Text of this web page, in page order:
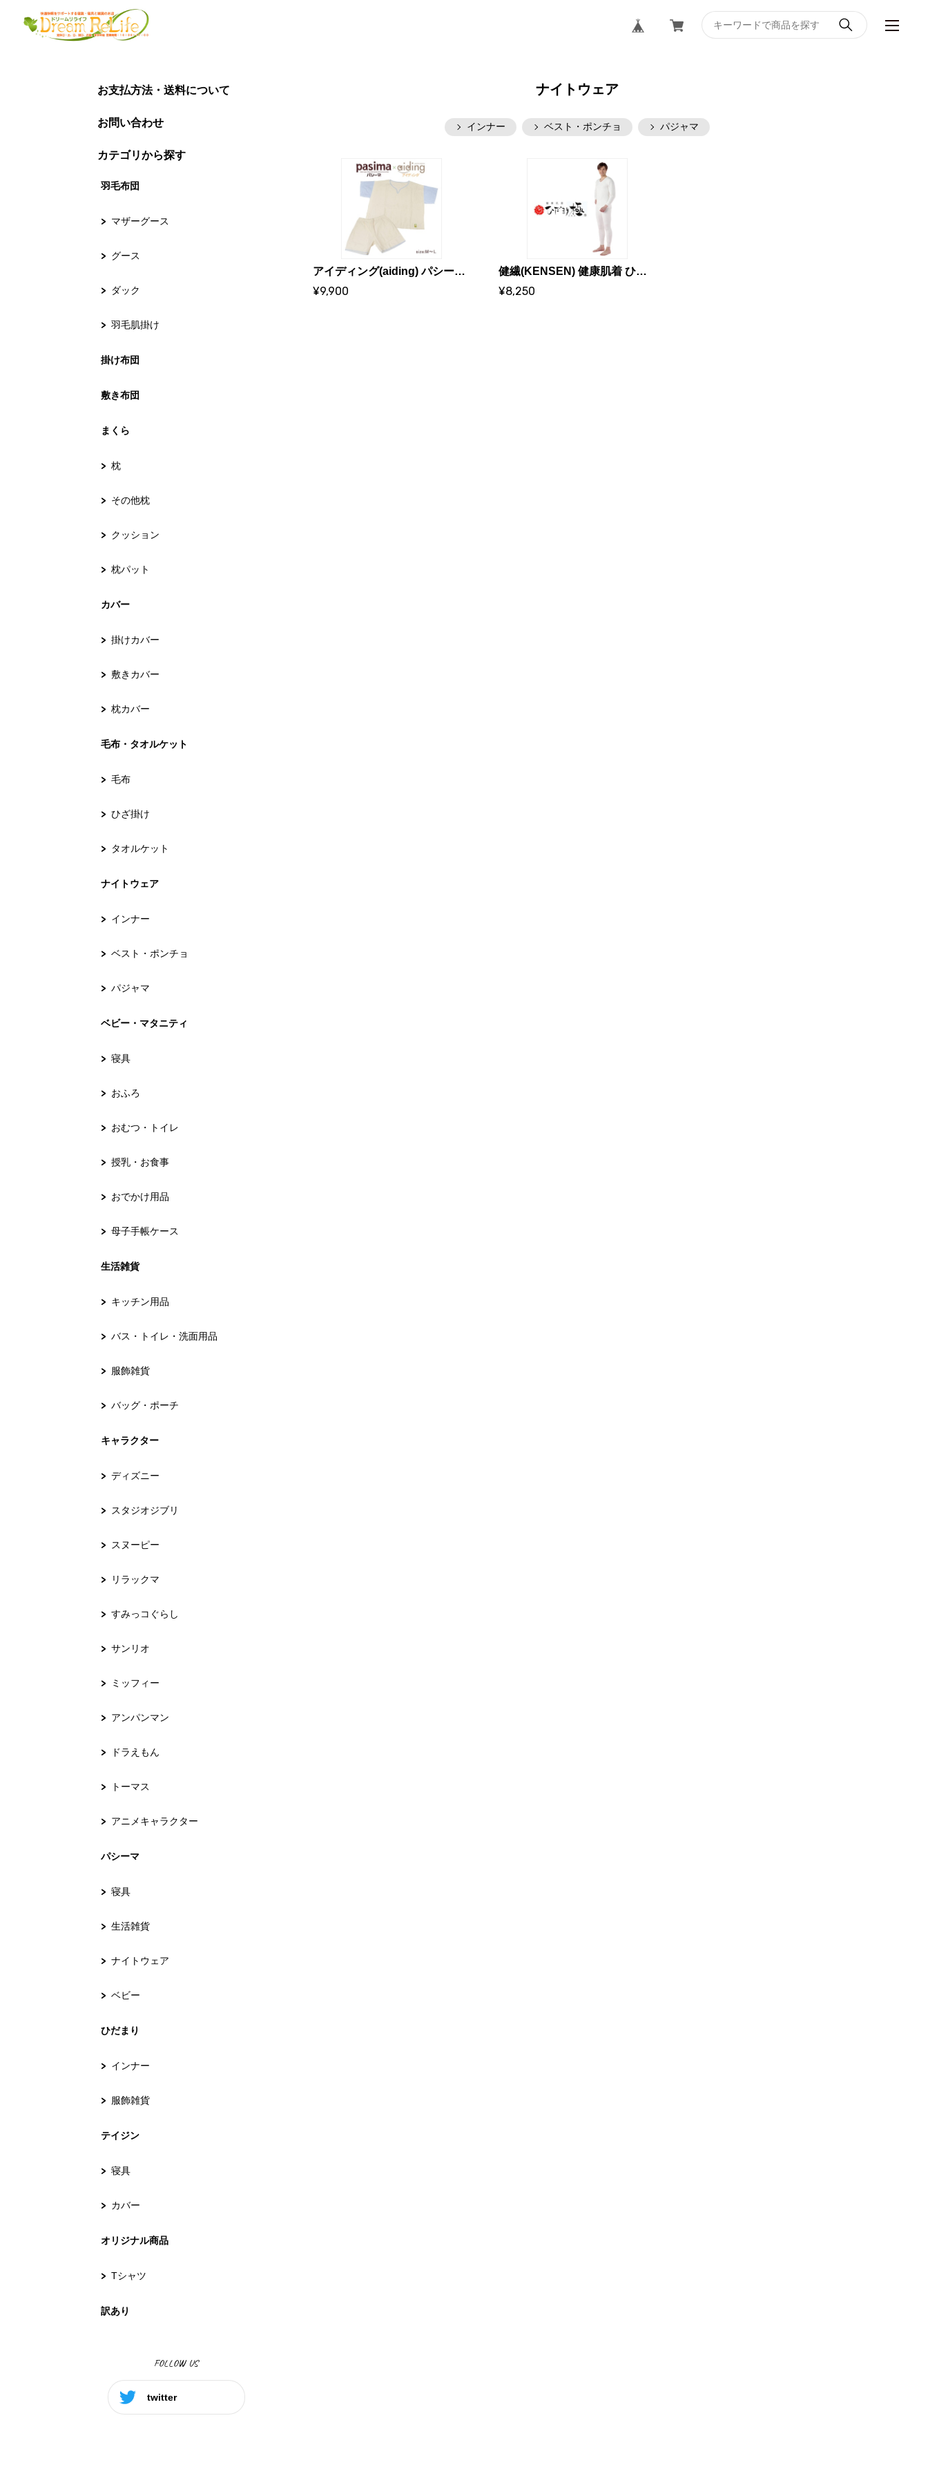
お支払方法・送料について
お問い合わせ
カテゴリから探す
羽毛布団
マザーグース
グース
ダック
羽毛肌掛け
掛け布団
敷き布団
まくら
枕
その他枕
クッション
枕パット
カバー
掛けカバー
敷きカバー
枕カバー
毛布・タオルケット
毛布
ひざ掛け
タオルケット
ナイトウェア
インナー
ベスト・ポンチョ
パジャマ
ベビー・マタニティ
寝具
おふろ
おむつ・トイレ
授乳・お食事
おでかけ用品
母子手帳ケース
生活雑貨
キッチン用品
バス・トイレ・洗面用品
服飾雑貨
バッグ・ポーチ
キャラクター
ディズニー
スタジオジブリ
スヌーピー
リラックマ
すみっコぐらし
サンリオ
ミッフィー
アンパンマン
ドラえもん
トーマス
アニメキャラクター
パシーマ
寝具
生活雑貨
ナイトウェア
ベビー
ひだまり
インナー
服飾雑貨
テイジン
寝具
カバー
オリジナル商品
Tシャツ
訳あり
FOLLOW US
twitter
ナイトウェア
インナー ベスト・ポンチョ パジャマ
アイディング(aiding) パシーマの新夏用アイディングパジャマ(半そで)
¥9,900
健繊(KENSEN) 健康肌着 ひだまり 極 紳士用 LLサイズのみ
¥8,250